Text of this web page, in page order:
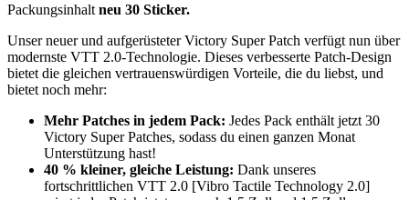
Packungsinhalt neu 30 Sticker.
Unser neuer und aufgerüsteter Victory Super Patch verfügt nun über
modernste VTT 2.0-Technologie. Dieses verbesserte Patch-Design
bietet die gleichen vertrauenswürdigen Vorteile, die du liebst, und
bietet noch mehr:
Mehr Patches in jedem Pack: Jedes Pack enthält jetzt 30
Victory Super Patches, sodass du einen ganzen Monat
Unterstützung hast!
40 % kleiner, gleiche Leistung: Dank unseres
fortschrittlichen VTT 2.0 [Vibro Tactile Technology 2.0]